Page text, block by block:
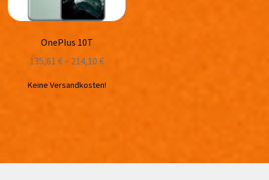
OnePlus 10T
135,61€– 214,10€
Keine Versandkosten!